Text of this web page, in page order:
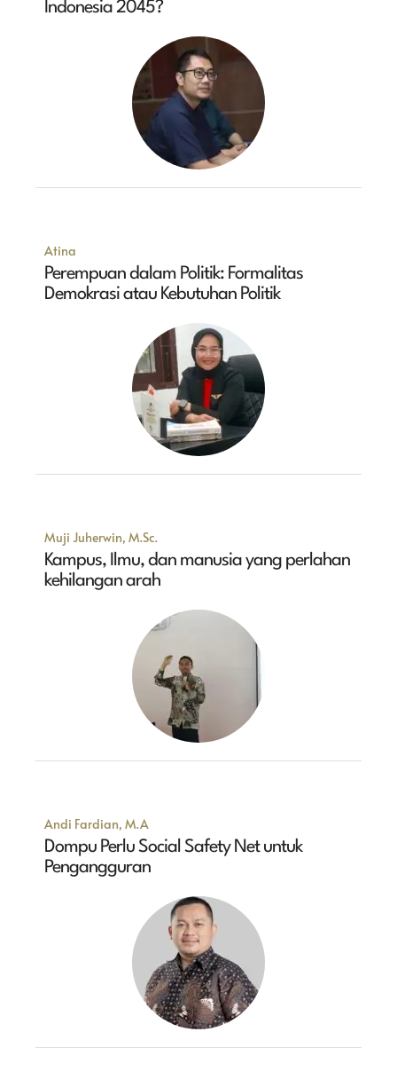
Indonesia 2045?
Atina
Perempuan dalam Politik: Formalitas
Demokrasi atau Kebutuhan Politik
Muji Juherwin, M.Sc.
Kampus, Ilmu, dan manusia yang perlahan
kehilangan arah
Andi Fardian, M.A
Dompu Perlu Social Safety Net untuk
Pengangguran